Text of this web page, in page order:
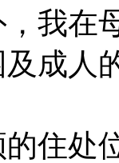
我在
成人
住处